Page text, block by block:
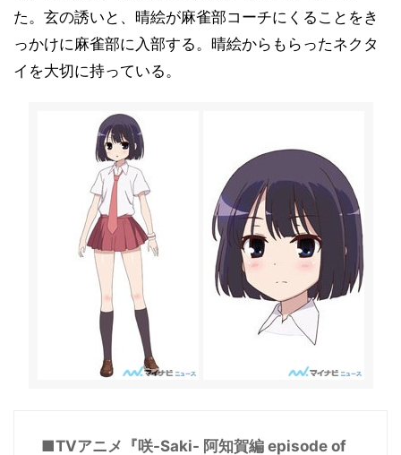
た。玄の誘いと、晴絵が麻雀部コーチにくることをき
っかけに麻雀部に入部する。晴絵からもらったネクタ
イを大切に持っている。
■TVアニメ『咲-Saki- 阿知賀編 episode of